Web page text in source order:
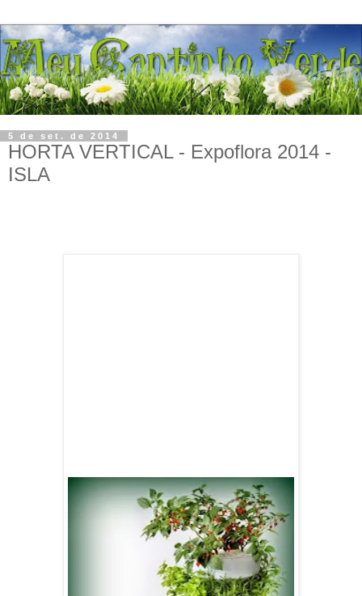
5 de set. de 2014
HORTA VERTICAL - Expoflora 2014 -
ISLA